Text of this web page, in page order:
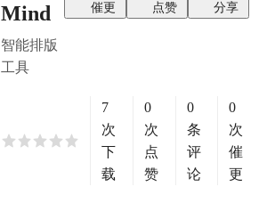
Mind
智能排版
工具
催更 点赞 分享
7
次
下
载
0
次
点
赞
0
条
评
论
0
次
催
更